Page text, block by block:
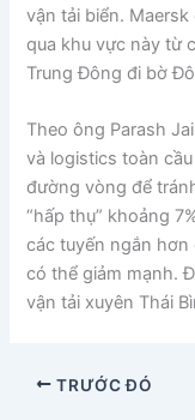
vận tải biển.
qua khu vực này từ
Trung Đông đi bờ
Theo ông Parash
và logistics toàn
đường vòng để
“hấp thụ” khoảng
các tuyến ngắn
có thể giảm mạnh.
vận tải xuyên Thái
TRƯỚC ĐÓ